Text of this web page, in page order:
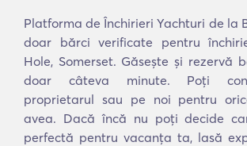
Platforma de Închirieri Yachturi de la
doar bărci verificate pentru
Hole, Somerset. Găsește și rezervă
doar câteva minute. Poți
proprietarul sau pe noi pentru
avea. Dacă încă nu poți decide
perfectă pentru vacanța ta, lasă